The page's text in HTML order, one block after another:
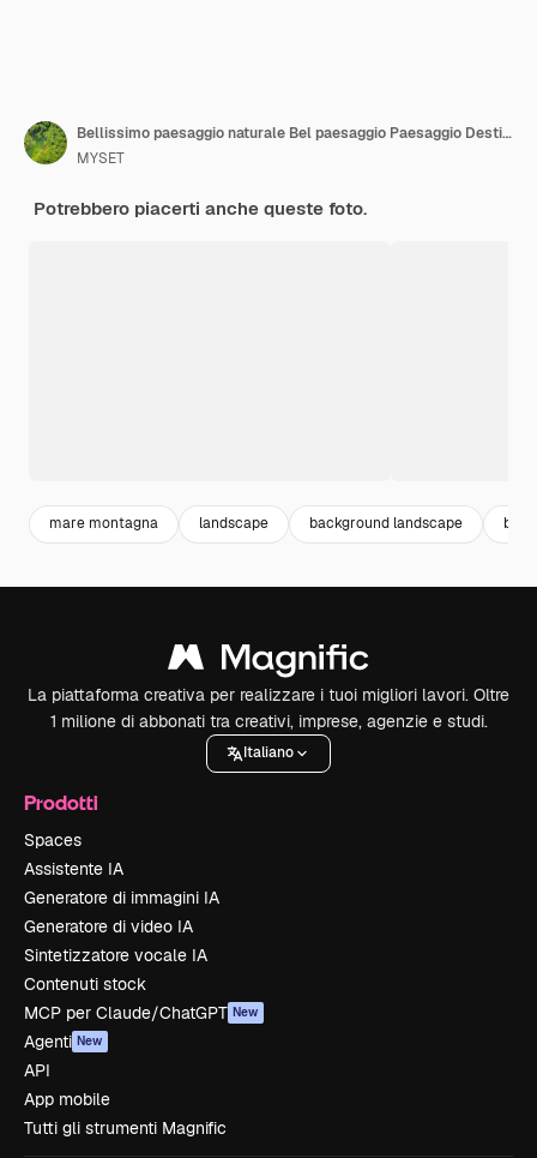
Bellissimo paesaggio naturale Bel paesaggio Paesaggio Destinazione di viaggio Avventura
MYSET
Potrebbero piacerti anche queste foto.
mare montagna landscape background landscape
La piattaforma creativa per realizzare i tuoi migliori lavori. Oltre
1 milione di abbonati tra creativi, imprese, agenzie e studi.
Italiano
Prodotti
Spaces
Assistente IA
Generatore di immagini IA
Generatore di video IA
Sintetizzatore vocale IA
Contenuti stock
MCP per Claude/ChatGPT New
Agenti New
API
App mobile
Tutti gli strumenti Magnific